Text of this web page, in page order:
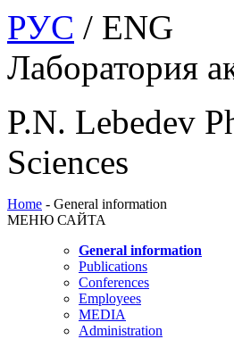
РУС / ENG
Лаборатория
P.N. Lebedev
Sciences
Home - General information
МЕНЮ САЙТА
General information
Publications
Conferences
Employees
MEDIA
Administration